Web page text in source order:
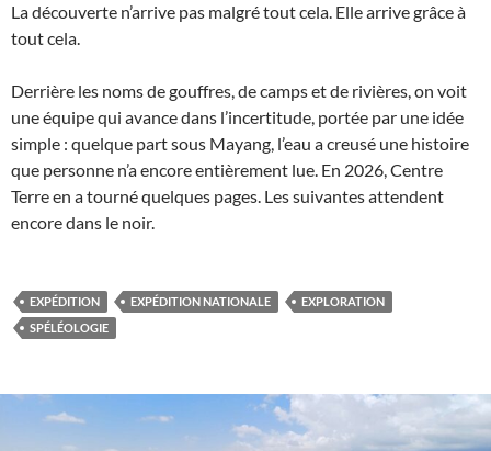
La découverte n’arrive pas malgré tout cela. Elle arrive grâce à
tout cela.
Derrière les noms de gouffres, de camps et de rivières, on voit
une équipe qui avance dans l’incertitude, portée par une idée
simple : quelque part sous Mayang, l’eau a creusé une histoire
que personne n’a encore entièrement lue. En 2026, Centre
Terre en a tourné quelques pages. Les suivantes attendent
encore dans le noir.
EXPÉDITION EXPÉDITION NATIONALE
EXPLORATION
SPÉLÉOLOGIE